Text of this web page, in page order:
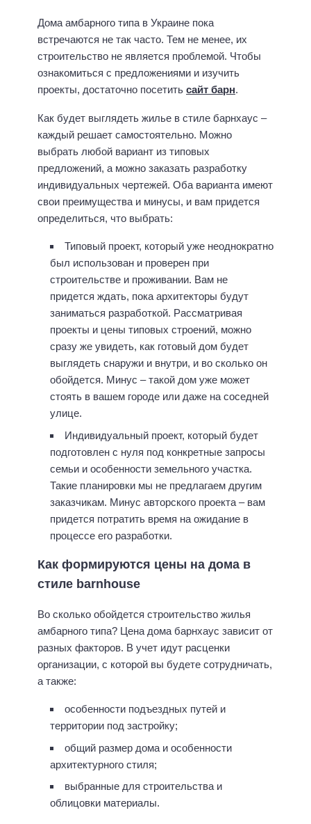
Дома амбарного типа в Украине пока
встречаются не так часто. Тем не менее, их
строительство не является проблемой. Чтобы
ознакомиться с предложениями и изучить
проекты, достаточно посетить сайт барн.
Как будет выглядеть жилье в стиле барнхаус –
каждый решает самостоятельно. Можно
выбрать любой вариант из типовых
предложений, а можно заказать разработку
индивидуальных чертежей. Оба варианта имеют
свои преимущества и минусы, и вам придется
определиться, что выбрать:
Типовый проект, который уже неоднократно
был использован и проверен при
строительстве и проживании. Вам не
придется ждать, пока архитекторы будут
заниматься разработкой. Рассматривая
проекты и цены типовых строений, можно
сразу же увидеть, как готовый дом будет
выглядеть снаружи и внутри, и во сколько он
обойдется. Минус – такой дом уже может
стоять в вашем городе или даже на соседней
улице.
Индивидуальный проект, который будет
подготовлен с нуля под конкретные запросы
семьи и особенности земельного участка.
Такие планировки мы не предлагаем другим
заказчикам. Минус авторского проекта – вам
придется потратить время на ожидание в
процессе его разработки.
Как формируются цены на дома в
стиле barnhouse
Во сколько обойдется строительство жилья
амбарного типа? Цена дома барнхаус зависит от
разных факторов. В учет идут расценки
организации, с которой вы будете сотрудничать,
а также:
особенности подъездных путей и
территории под застройку;
общий размер дома и особенности
архитектурного стиля;
выбранные для строительства и
облицовки материалы.